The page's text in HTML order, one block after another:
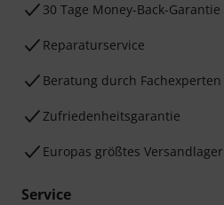
30 Tage Money-Back-Garantie
Reparaturservice
Beratung durch Fachexperten
Zufriedenheitsgarantie
Europas größtes Versandlager
Service